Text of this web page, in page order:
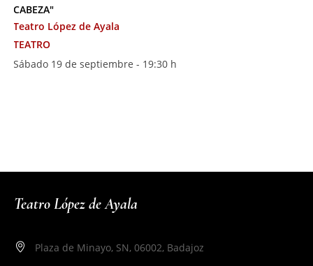
CABEZA"
Teatro López de Ayala
TEATRO
Sábado 19 de septiembre - 19:30 h
Teatro López de Ayala
Plaza de Minayo, SN, 06002, Badajoz